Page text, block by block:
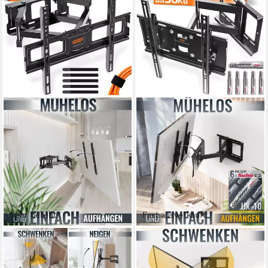
Sehr beliebt
RICOO
TV-Wandhalterung TV
Wandhalterung 43 47 50 55
Fast ausverkauft
RICOO
TV-Wandhalterung TV
Wandhalter 47" 50" 55" 65"